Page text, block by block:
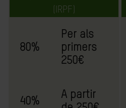
(IRPF)
80%
Per als
primers
250€
40%
A partir